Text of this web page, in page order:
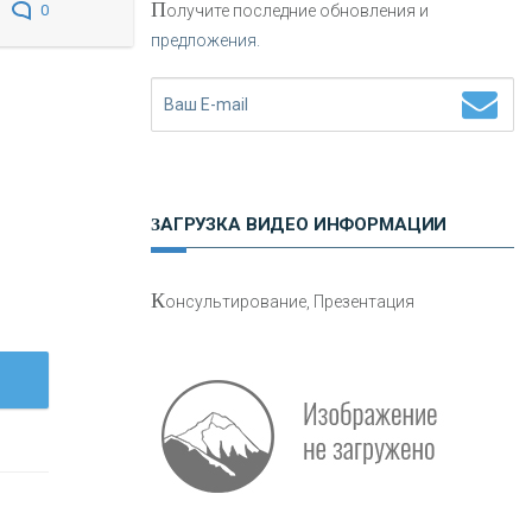
0
Нетворкинг для предпринимателей
авто
Получите последние обновления и
предложения.
ЗАГРУЗКА ВИДЕО ИНФОРМАЦИИ
Консультирование, Презентация